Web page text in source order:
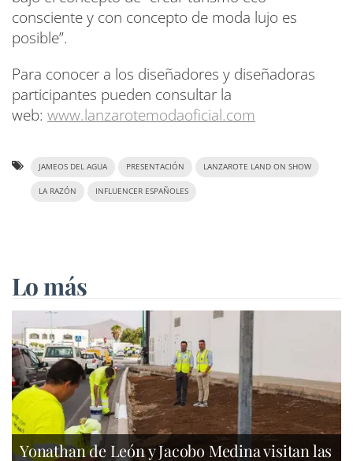
consciente y con concepto de moda lujo es
posible”.
Para conocer a los diseñadores y diseñadoras
participantes pueden consultar la
web: www.lanzarotemodaoficial.com
JAMEOS DEL AGUA PRESENTACIÓN LANZAROTE LAND ON SHOW
LA RAZÓN INFLUENCER ESPAÑOLES
Lo más
Yonathan de León y Jacobo Medina visitan las